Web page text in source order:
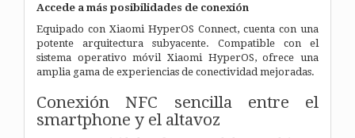
Accede a más posibilidades de conexión
Equipado con Xiaomi HyperOS Connect, cuenta con una
potente arquitectura subyacente. Compatible con el
sistema operativo móvil Xiaomi HyperOS, ofrece una
amplia gama de experiencias de conectividad mejoradas.
Conexión NFC sencilla entre el
smartphone y el altavoz